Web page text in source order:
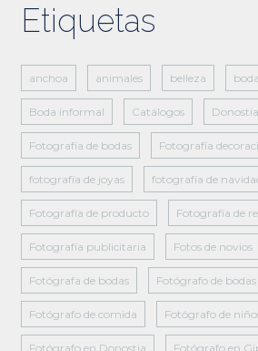
Etiquetas
anchoa animales belleza
Boda informal Catálogos Donostia
Fotografía de bodas Fotografía
fotografía de joyas fotografía de
Fotografía de producto Fotografía de
Fotografía publicitaria Fotos de novios
Fotógrafa de bodas Fotógrafo de
Fotógrafo de comida Fotógrafo de
Fotógrafo en Donostia Fotógrafo en